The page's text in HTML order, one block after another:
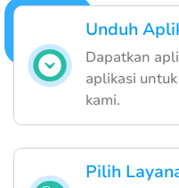
Unduh
Dapatkan
aplikasi
kami.
Pilih